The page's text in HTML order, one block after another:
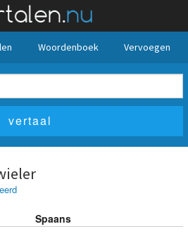
Woordenboek Vervoegen
Spaans